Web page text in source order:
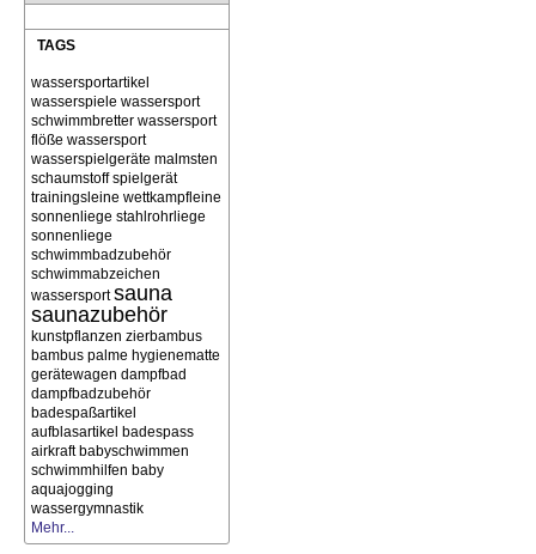
TAGS
wassersportartikel
wasserspiele wassersport
schwimmbretter wassersport
flöße wassersport
wasserspielgeräte malmsten
schaumstoff spielgerät
trainingsleine wettkampfleine
sonnenliege stahlrohrliege
sonnenliege
schwimmbadzubehör
schwimmabzeichen
wassersport sauna
saunazubehör
kunstpflanzen zierbambus
bambus palme hygienematte
gerätewagen dampfbad
dampfbadzubehör
badespaßartikel
aufblasartikel badespass
airkraft babyschwimmen
schwimmhilfen baby
aquajogging
wassergymnastik
Mehr...